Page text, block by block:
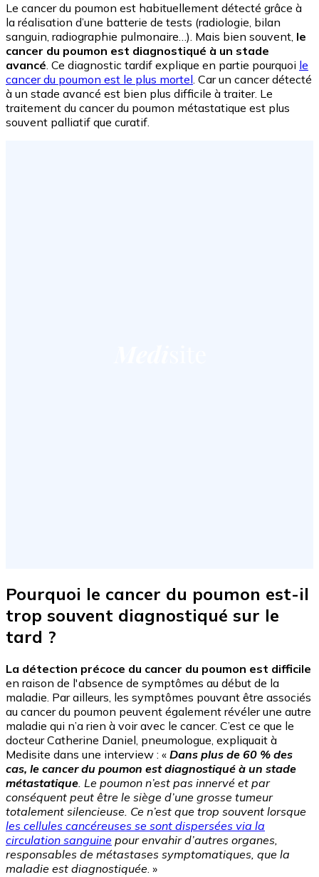
Le cancer du poumon est habituellement détecté grâce à
la réalisation d’une batterie de tests (radiologie, bilan
sanguin, radiographie pulmonaire…). Mais bien souvent, le
cancer du poumon est diagnostiqué à un stade
avancé. Ce diagnostic tardif explique en partie pourquoi le
cancer du poumon est le plus mortel. Car un cancer détecté
à un stade avancé est bien plus difficile à traiter. Le
traitement du cancer du poumon métastatique est plus
souvent palliatif que curatif.
Pourquoi le cancer du poumon est-il
trop souvent diagnostiqué sur le
tard ?
La détection précoce du cancer du poumon est difficile
en raison de l'absence de symptômes au début de la
maladie. Par ailleurs, les symptômes pouvant être associés
au cancer du poumon peuvent également révéler une autre
maladie qui n’a rien à voir avec le cancer. C’est ce que le
docteur Catherine Daniel, pneumologue, expliquait à
Medisite dans une interview : « Dans plus de 60 % des
cas, le cancer du poumon est diagnostiqué à un stade
métastatique. Le poumon n’est pas innervé et par
conséquent peut être le siège d’une grosse tumeur
totalement silencieuse. Ce n’est que trop souvent lorsque
les cellules cancéreuses se sont dispersées via la
circulation sanguine pour envahir d’autres organes,
responsables de métastases symptomatiques, que la
maladie est diagnostiquée. »